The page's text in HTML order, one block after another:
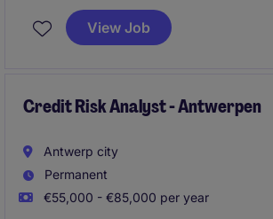
operationele processen en werk je
verschillende interne stakeholders.
View Job
Credit Risk Analyst - Antwerpen
Antwerp city
Permanent
€55,000 - €85,000 per year